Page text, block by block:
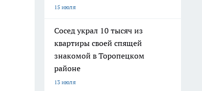
15 июля
Сосед украл 10 тысяч из
квартиры своей спящей
знакомой в Торопецком
районе
13 июля